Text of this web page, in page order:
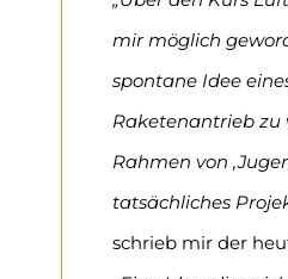
mir möglich
spontane Idee
Raketenantrieb zu
Rahmen von
tatsächliches
schrieb mir der